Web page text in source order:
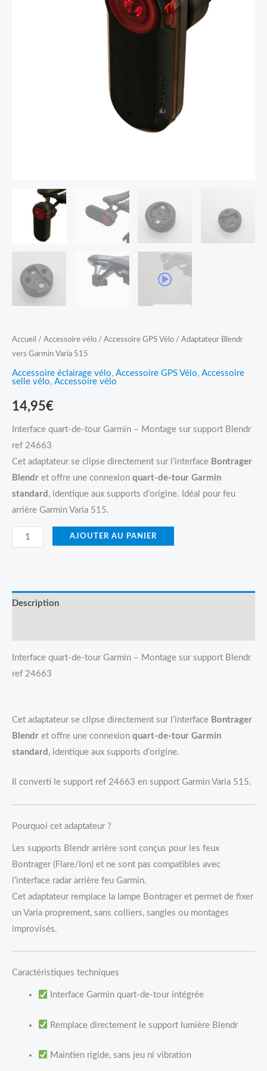
Accueil / Accessoire vélo / Accessoire GPS Vélo / Adaptateur Blendr
vers Garmin Varia 515
Accessoire éclairage vélo, Accessoire GPS Vélo, Accessoire
selle vélo, Accessoire vélo
14,95€
Interface quart-de-tour Garmin – Montage sur support Blendr
ref 24663
Cet adaptateur se clipse directement sur l’interface Bontrager
Blendr et offre une connexion quart-de-tour Garmin
standard , identique aux supports d’origine. Idéal pour feu
arrière Garmin Varia 515.
AJOUTER AU PANIER
Description
Interface quart-de-tour Garmin – Montage sur support Blendr
ref 24663
Cet adaptateur se clipse directement sur l’interface Bontrager
Blendr et offre une connexion quart-de-tour Garmin
standard , identique aux supports d’origine.
Il converti le support ref 24663 en support Garmin Varia 515.
Pourquoi cet adaptateur ?
Les supports Blendr arrière sont conçus pour les feux
Bontrager (Flare/Ion) et ne sont pas compatibles avec
l’interface radar arrière feu Garmin.
Cet adaptateur remplace la lampe Bontrager et permet de fixer
un Varia proprement, sans colliers, sangles ou montages
improvisés.
Caractéristiques techniques
Interface Garmin quart-de-tour intégrée
Remplace directement le support lumière Blendr
Maintien rigide, sans jeu ni vibration